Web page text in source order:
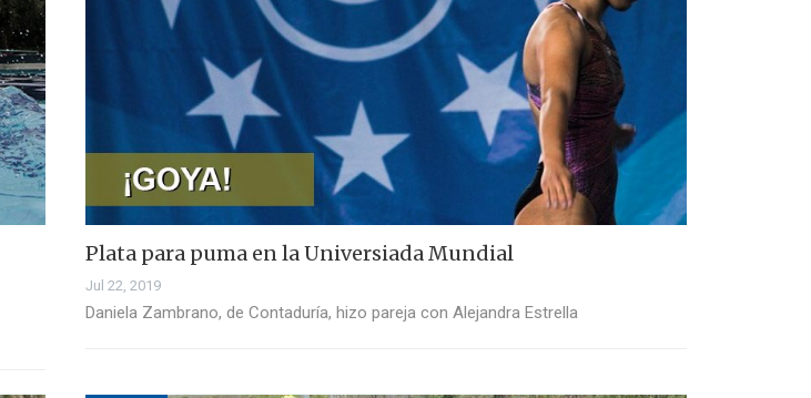
Plata para puma en la Universiada Mundial
Jul 22, 2019
Daniela Zambrano, de Contaduría, hizo pareja con Alejandra Estrella